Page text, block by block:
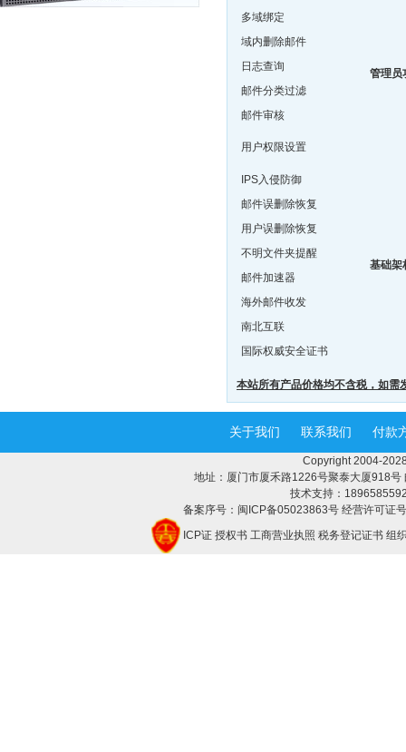
管理员
多域绑定
域内删除邮件
日志查询
邮件分类过滤
邮件审核
用户权限设置
IPS入侵防御
基础架
邮件误删除恢复
用户误删除恢复
不明文件夹提醒
邮件加速器
海外邮件收发
南北互联
国际权威安全证书
本站所有产品价格均不含税，如需
关于我们 联系我们 付款
Copyright 2004-
地址：厦门市厦禾路1226号聚泰大厦918
技术支持：
备案序号：闽ICP备05023863号 经营许可证
ICP证 授权书 工商营业执照 税务登记证书 组